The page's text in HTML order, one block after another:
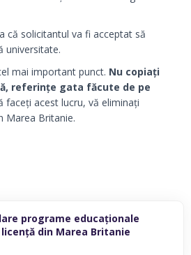
programe educaționale
din Marea Britanie
că solicitantul va fi acceptat să
universitate.
mai important punct. Nu copiați
referințe gata făcute de pe
faceți acest lucru, vă eliminați
Marea Britanie.